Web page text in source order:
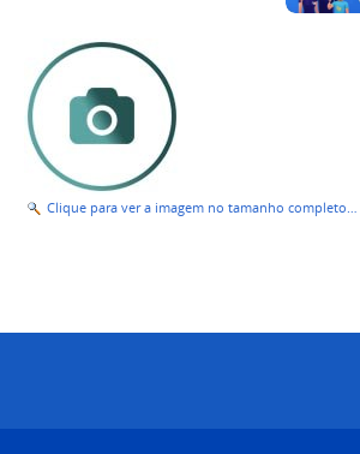
Clique para ver a imagem no tamanho completo…